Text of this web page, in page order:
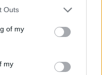
Outs
of my
my
μέσω της
Ο Αμερικανός
το σχέδιο, αφού η
σε